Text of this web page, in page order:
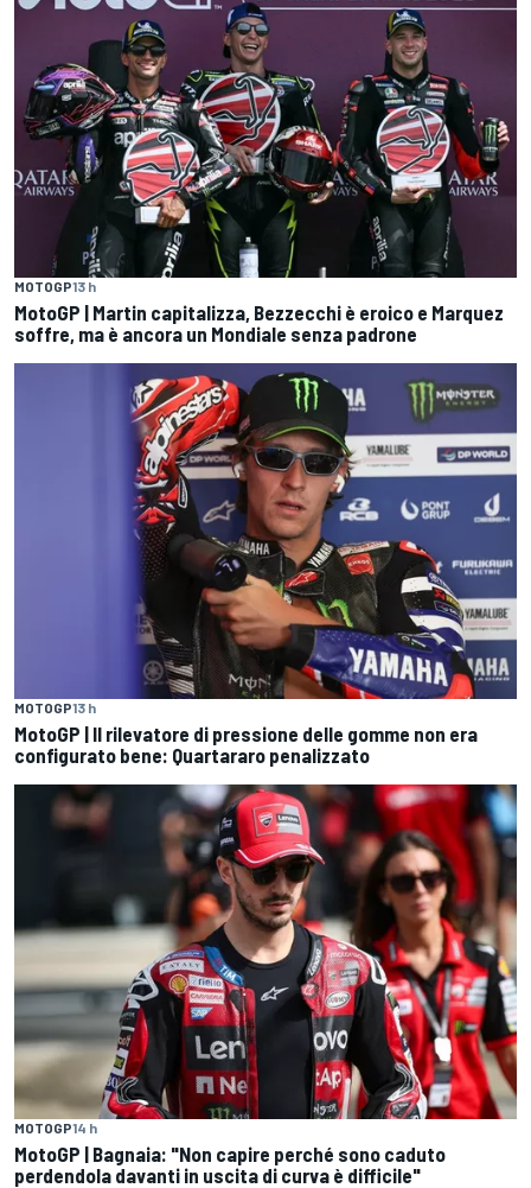
MOTOGP13 h
MotoGP | Martin capitalizza, Bezzecchi è eroico e Marquez
soffre, ma è ancora un Mondiale senza padrone
MOTOGP13 h
MotoGP | Il rilevatore di pressione delle gomme non era
configurato bene: Quartararo penalizzato
MOTOGP14 h
MotoGP | Bagnaia: "Non capire perché sono caduto
perdendola davanti in uscita di curva è difficile"